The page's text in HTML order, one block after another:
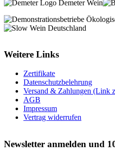
Weitere Links
Zertifikate
Datenschutzbelehrung
Versand & Zahlungen (Link
AGB
Impressum
Vertrag widerrufen
Newsletter anmelden und